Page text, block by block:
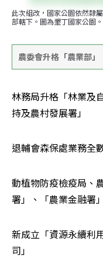
此次組改，國家公園依然隸
部轄下。圖為墾丁國家公園
農委會升格「農業部」
林務局升格「林業及
持及農村發展署」
退輔會森保處業務全
動植物防疫檢疫局、
署」、「農業金融署」
新成立「資源永續利
司」